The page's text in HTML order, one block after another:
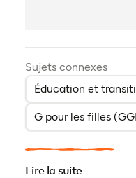
Sujets connexes
Éducation et
G pour les filles
Lire la suite